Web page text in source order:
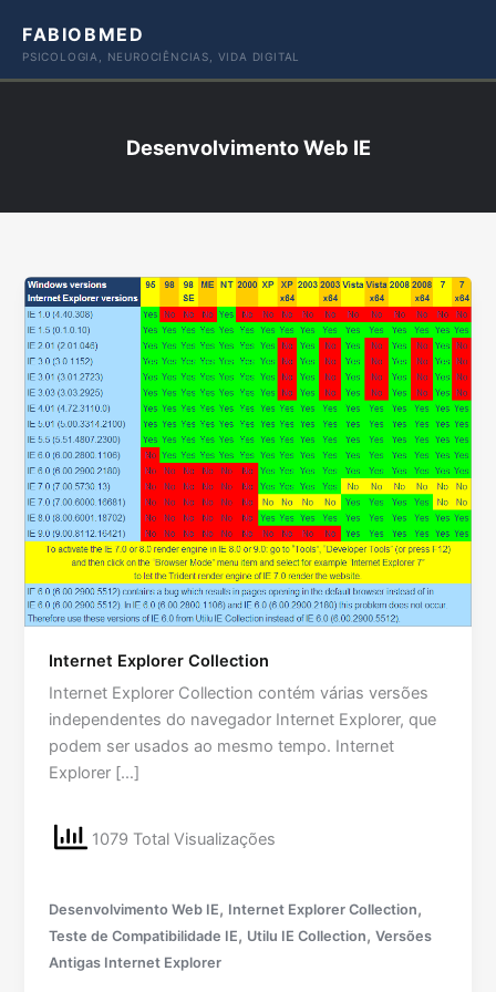
paraFABIOBMED
PSICOLOGIA, NEUROCIÊNCIAS, VIDA DIGITAL
Desenvolvimento Web IE
Internet Explorer Collection
Internet Explorer Collection contém várias versões
independentes do navegador Internet Explorer, que
podem ser usados ao mesmo tempo. Internet
Explorer […]
1079 Total Visualizações
Desenvolvimento Web IE, Internet Explorer Collection,
Teste de Compatibilidade IE, Utilu IE Collection,Versões
Antigas Internet Explorer